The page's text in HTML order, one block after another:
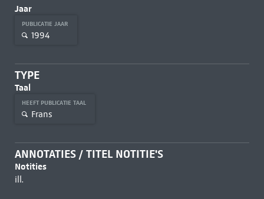
Jaar
PUBLICATIE JAAR
1994
TYPE
Taal
HEEFT PUBLICATIE TAAL
Frans
ANNOTATIES / TITEL NOTITIE'S
Notities
ill.